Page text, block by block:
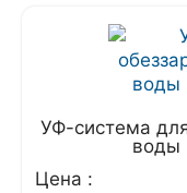
УФ-система
воды
Цена :